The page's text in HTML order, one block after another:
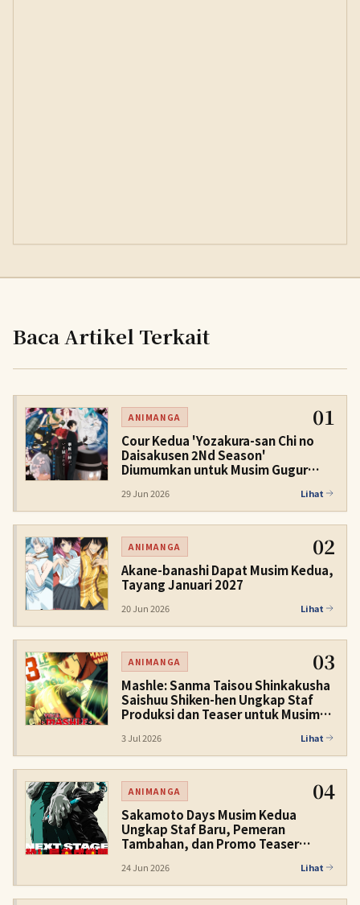
Baca Artikel Terkait
ANIMANGA 01
Cour Kedua 'Yozakura-san Chi no
Daisakusen 2Nd Season'
Diumumkan untuk Musim Gugur
29 Jun 2026 Lihat
ANIMANGA 02
Akane-banashi Dapat Musim Kedua,
Tayang Januari 2027
20 Jun 2026 Lihat
ANIMANGA 03
Mashle: Sanma Taisou Shinkakusha
Saishuu Shiken-hen Ungkap Staf
Produksi dan Teaser untuk Musim
3 Jul 2026 Lihat
ANIMANGA 04
Sakamoto Days Musim Kedua
Ungkap Staf Baru, Pemeran
Tambahan, dan Promo Teaser
24 Jun 2026 Lihat